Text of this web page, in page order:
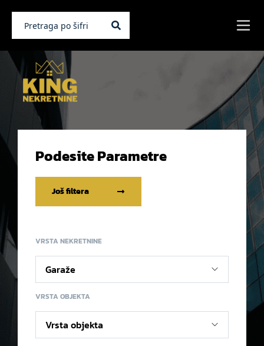
Podesite Parametre
Još filtera
VRSTA NEKRETNINE
VRSTA OBJEKTA